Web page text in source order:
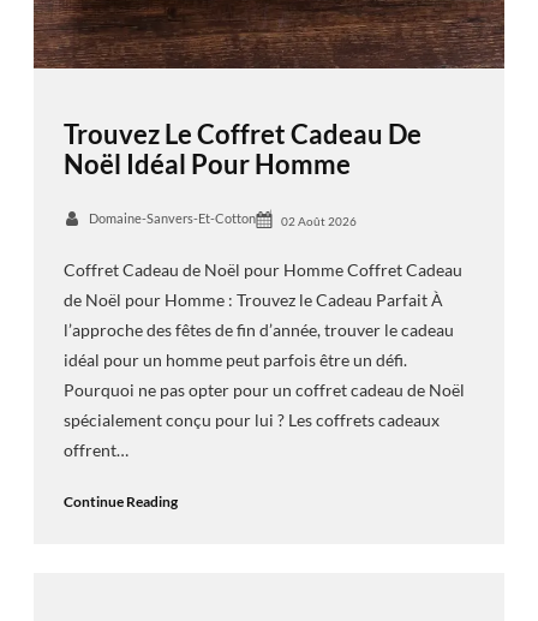
Trouvez Le Coffret Cadeau De
Noël Idéal Pour Homme
Domaine-Sanvers-Et-Cotton 02 Août 2026
Coffret Cadeau de Noël pour Homme Coffret Cadeau
de Noël pour Homme : Trouvez le Cadeau Parfait À
l’approche des fêtes de fin d’année, trouver le cadeau
idéal pour un homme peut parfois être un défi.
Pourquoi ne pas opter pour un coffret cadeau de Noël
spécialement conçu pour lui ? Les coffrets cadeaux
offrent…
Continue Reading